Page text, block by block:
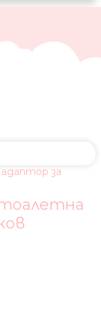
адаптор за